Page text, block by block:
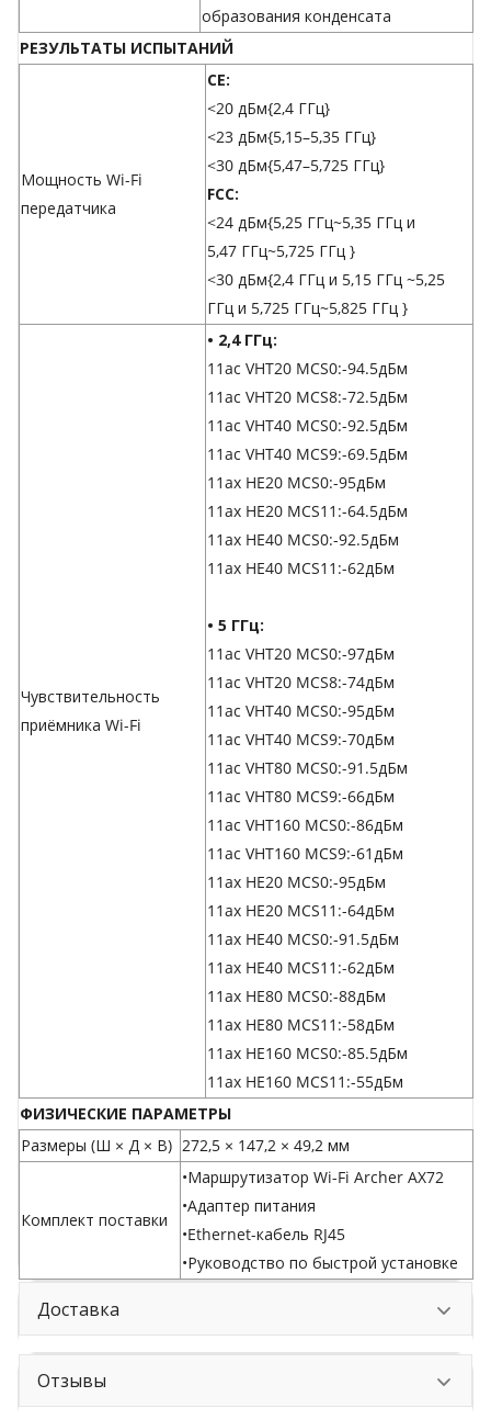
образования конденсата
РЕЗУЛЬТАТЫ ИСПЫТАНИЙ
Мощность Wi-Fi
передатчика
CE:
<20 дБм{2,4 ГГц}
<23 дБм{5,15–5,35 ГГц}
<30 дБм{5,47–5,725 ГГц}
FCC:
<24 дБм{5,25 ГГц~5,35 ГГц и
5,47 ГГц~5,725 ГГц }
<30 дБм{2,4 ГГц и 5,15 ГГц ~5,25
ГГц и 5,725 ГГц~5,825 ГГц }
Чувствительность
приёмника Wi-Fi
• 2,4 ГГц:
11ac VHT20 MCS0:-94.5дБм
11ac VHT20 MCS8:-72.5дБм
11ac VHT40 MCS0:-92.5дБм
11ac VHT40 MCS9:-69.5дБм
11ax HE20 MCS0:-95дБм
11ax HE20 MCS11:-64.5дБм
11ax HE40 MCS0:-92.5дБм
11ax HE40 MCS11:-62дБм
• 5 ГГц:
11ac VHT20 MCS0:-97дБм
11ac VHT20 MCS8:-74дБм
11ac VHT40 MCS0:-95дБм
11ac VHT40 MCS9:-70дБм
11ac VHT80 MCS0:-91.5дБм
11ac VHT80 MCS9:-66дБм
11ac VHT160 MCS0:-86дБм
11ac VHT160 MCS9:-61дБм
11ax HE20 MCS0:-95дБм
11ax HE20 MCS11:-64дБм
11ax HE40 MCS0:-91.5дБм
11ax HE40 MCS11:-62дБм
11ax HE80 MCS0:-88дБм
11ax HE80 MCS11:-58дБм
11ax HE160 MCS0:-85.5дБм
11ax HE160 MCS11:-55дБм
ФИЗИЧЕСКИЕ ПАРАМЕТРЫ
Размеры (Ш × Д × В) 272,5 × 147,2 × 49,2 мм
Комплект поставки
•Маршрутизатор Wi-Fi Archer AX72
•Адаптер питания
•Ethernet-кабель RJ45
•Руководство по быстрой установке
Доставка
Отзывы